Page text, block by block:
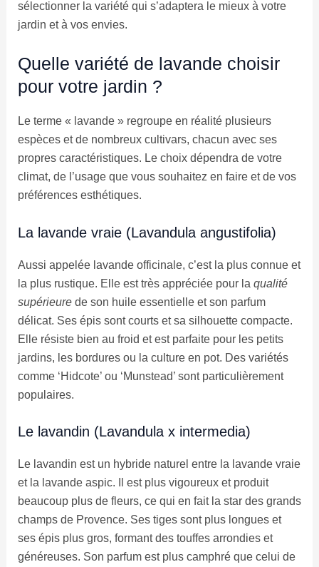
sélectionner la variété qui s’adaptera le mieux à votre
jardin et à vos envies.
Quelle variété de lavande choisir
pour votre jardin ?
Le terme « lavande » regroupe en réalité plusieurs
espèces et de nombreux cultivars, chacun avec ses
propres caractéristiques. Le choix dépendra de votre
climat, de l’usage que vous souhaitez en faire et de vos
préférences esthétiques.
La lavande vraie (Lavandula angustifolia)
Aussi appelée lavande officinale, c’est la plus connue et
la plus rustique. Elle est très appréciée pour la qualité
supérieurede son huile essentielle et son parfum
délicat. Ses épis sont courts et sa silhouette compacte.
Elle résiste bien au froid et est parfaite pour les petits
jardins, les bordures ou la culture en pot. Des variétés
comme ‘Hidcote’ ou ‘Munstead’ sont particulièrement
populaires.
Le lavandin (Lavandula x intermedia)
Le lavandin est un hybride naturel entre la lavande vraie
et la lavande aspic. Il est plus vigoureux et produit
beaucoup plus de fleurs, ce qui en fait la star des grands
champs de Provence. Ses tiges sont plus longues et
ses épis plus gros, formant des touffes arrondies et
généreuses. Son parfum est plus camphré que celui de